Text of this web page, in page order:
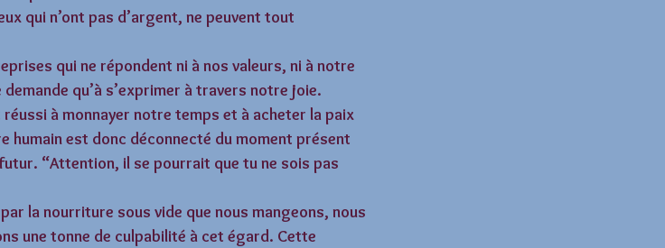
qui n’ont pas d’argent, ne peuvent tout
qui ne répondent ni à nos valeurs, ni à notre
qu’à s’exprimer à travers notre joie.
à monnayer notre temps et à acheter la paix
humain est donc déconnecté du moment présent
“Attention, il se pourrait que tu ne sois pas
la nourriture sous vide que nous mangeons, nous
une tonne de culpabilité à cet égard. Cette